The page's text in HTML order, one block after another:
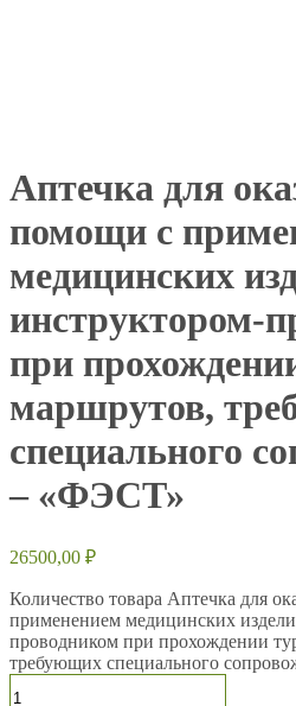
Аптечка для
помощи с
медицинских
инструктором-
при
маршрутов,
специального
– «ФЭСТ»
26500,00 ₽
Количество товара Аптечка для
применением медицинских
проводником при прохождении
требующих специального